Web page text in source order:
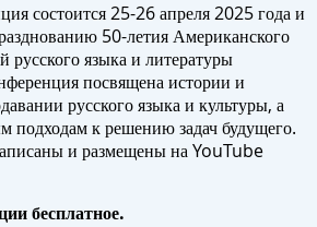
состоится 25-26 апреля 2025 года и
50-летия Американского
русского языка и литературы
посвящена истории и
русского языка и культуры, а
подходам к решению задач будущего.
и размещены на YouTube
бесплатное.